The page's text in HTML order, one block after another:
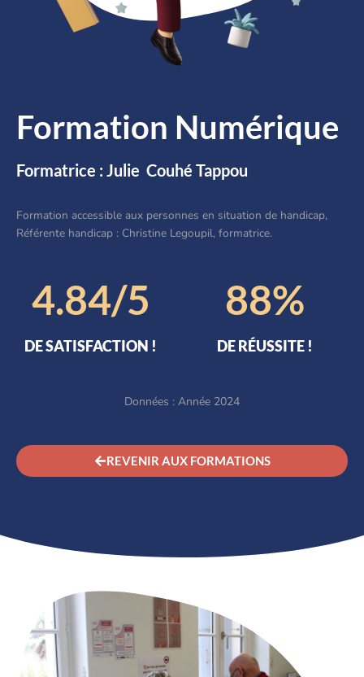
Formation Numérique
Formatrice : Julie Couhé Tappou
Formation accessible aux personnes en situation de handicap,
Référente handicap : Christine Legoupil, formatrice.
DE SATISFACTION !
4.84/5
DE RÉUSSITE !
88%
Données : Année 2024
REVENIR AUX FORMATIONS